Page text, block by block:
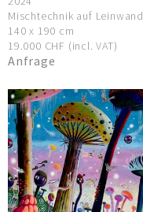
Mischtechnik auf Leinwand
140 x 190 cm
19.000 CHF (incl. VAT)
Anfrage